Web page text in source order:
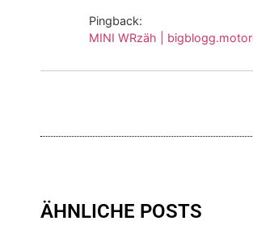
Pingback:
MINI WRzäh |
ÄHNLICHE POSTS